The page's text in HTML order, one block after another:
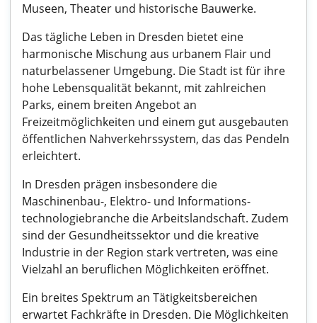
Museen, Theater und historische Bauwerke.
Das tägliche Leben in Dresden bietet eine
harmonische Mischung aus urbanem Flair und
naturbelassener Umgebung. Die Stadt ist für ihre
hohe Lebensqualität bekannt, mit zahlreichen
Parks, einem breiten Angebot an
Freizeitmöglichkeiten und einem gut ausgebauten
öffentlichen Nahverkehrssystem, das das Pendeln
erleichtert.
In Dresden prägen insbesondere die
Maschinenbau-, Elektro- und Informations-
technologiebranche die Arbeitslandschaft. Zudem
sind der Gesundheitssektor und die kreative
Industrie in der Region stark vertreten, was eine
Vielzahl an beruflichen Möglichkeiten eröffnet.
Ein breites Spektrum an Tätigkeitsbereichen
erwartet Fachkräfte in Dresden. Die Möglichkeiten